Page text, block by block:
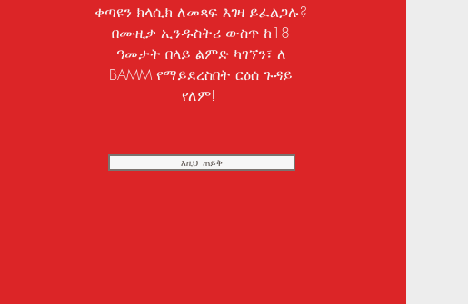
ቀጣዩን ክላሲክ ለመጻፍ እገዛ ይፈልጋሉ?
በሙዚቃ ኢንዱስትሪ ውስጥ ከ18
ዓመታት በላይ ልምድ ካገኘን፣ ለ
BAMM የማይደረስበት ርዕሰ ጉዳይ
የለም!
እዚህ ጠይቅ